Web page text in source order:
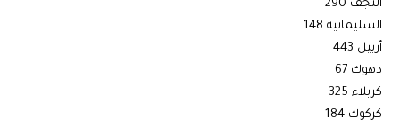
النجف 290
السليمانية 148
أربيل 443
دهوك 67
كربلاء 325
كركوك 184